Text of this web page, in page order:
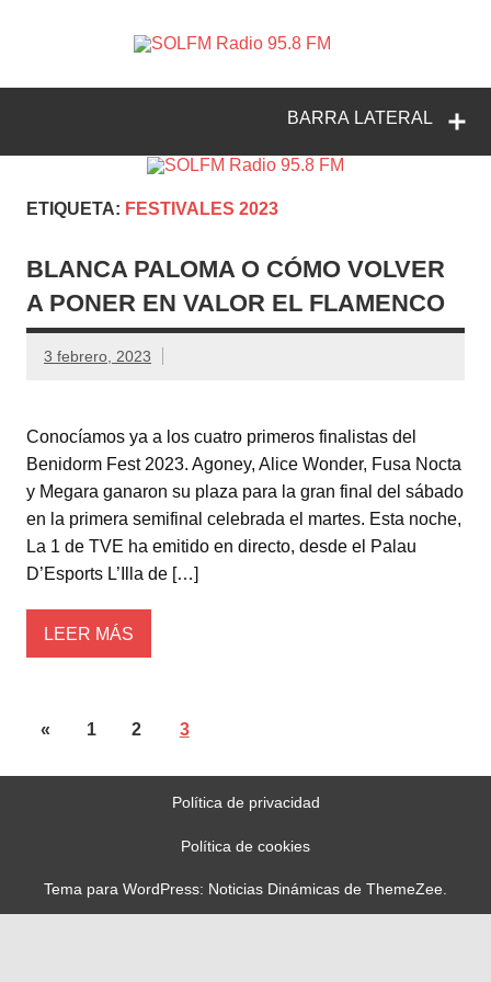
Radio
95.8 FM
Crevillente, Radio en Vega Baja y Radio en el Medio
BARRA LATERAL
ETIQUETA: FESTIVALES 2023
BLANCA PALOMA O CÓMO VOLVER
A PONER EN VALOR EL FLAMENCO
3 febrero, 2023
Conocíamos ya a los cuatro primeros finalistas del
Benidorm Fest 2023. Agoney, Alice Wonder, Fusa Nocta
y Megara ganaron su plaza para la gran final del sábado
en la primera semifinal celebrada el martes. Esta noche,
La 1 de TVE ha emitido en directo, desde el Palau
D’Esports L’Illa de […]
LEER MÁS
« 1 2 3
Política de privacidad
Política de cookies
Tema para WordPress: Noticias Dinámicas de ThemeZee.